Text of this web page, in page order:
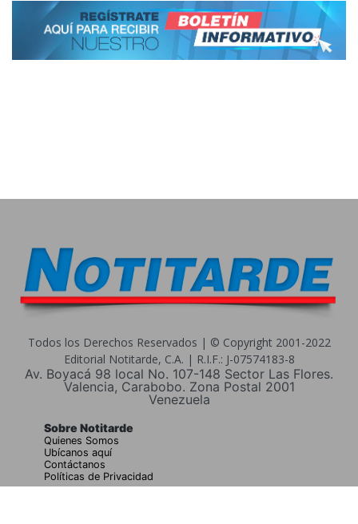
Todos los Derechos Reservados | © Copyright 2001-2022
Editorial Notitarde, C.A. | R.I.F.: J-07574183-8
Av. Boyacá 98 local No. 107-148 Sector Las Flores.
Valencia, Carabobo. Zona Postal 2001
Venezuela
Sobre Notitarde
Quienes Somos
Ubícanos aquí
Contáctanos
Políticas de Privacidad